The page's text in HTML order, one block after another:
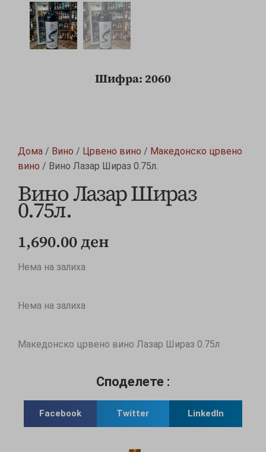
Шифра: 2060
Дома / Вино / Црвено вино / Македонско црвено
вино / Вино Лазар Шираз 0.75л.
Вино Лазар Шираз
0.75л.
1,690.00ден
Нема на залиха
Нема на залиха
Македонско црвено вино Лазар Шираз 0.75л
Споделете :
Facebook Twitter LinkedIn